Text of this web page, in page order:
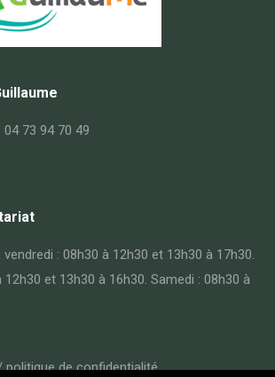
73 94 70 49
vendredi : 08h30 à 12h30 et 13h30 à 17h30.
12h30 et 13h30 à 16h30. Samedi : 08h30 à
politique de confidentialité